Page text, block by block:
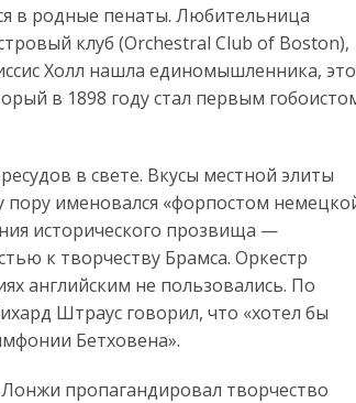
в родные пенаты. Любительница
клуб (Orchestral Club of Boston),
Холл нашла единомышленника, это
в 1898 году стал первым
в свете. Вкусы местной элиты
пору именовался «форпостом
исторического прозвища —
к творчеству Брамса. Оркестр
английским не пользовались. По
Штраус говорил, что «хотел бы
Бетховена».
пропагандировал творчество